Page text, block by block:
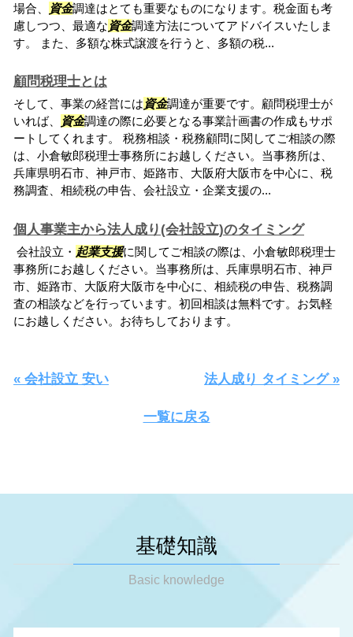
場合、
資金調達はとても重要なものになります。税金面も考
慮しつつ、最適な資金調達方法についてアドバイスいたしま
す。 また、多額な株式譲渡を行うと、多額の税...
顧問税理士とは
そして、事業の経営には資金調達が重要です。顧問税理士が
いれば、
資金調達の際に必要となる事業計画書の作成もサポ
ートしてくれます。 税務相談・税務顧問に関してご相談の際
は、小倉敏郎税理士事務所にお越しください。当事務所は、
兵庫県明石市、神戸市、姫路市、大阪府大阪市を中心に、税
務調査、相続税の申告、会社設立・企業支援の...
個人事業主から法人成り(会社設立)のタイミング
会社設立・ 起業支援に関してご相談の際は、小倉敏郎税理士
事務所にお越しください。当事務所は、兵庫県明石市、神戸
市、姫路市、大阪府大阪市を中心に、相続税の申告、税務調
査の相談などを行っています。初回相談は無料です。お気軽
にお越しください。お待ちしております。
« 会社設立 安い 法人成り タイミング »
一覧に戻る
基礎知識
Basic knowledge